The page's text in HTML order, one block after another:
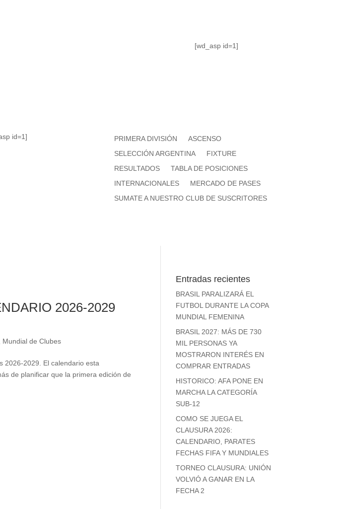
[wd_asp id=1]
id=1] PRIMERA DIVISIÓN
ASCENSO
SELECCIÓN ARGENTINA
FIXTURE
RESULTADOS
TABLA DE POSICIONES
INTERNACIONALES
MERCADO DE PASES
SUMATE A NUESTRO CLUB DE SUSCRITORES
2026-2029
Mundial de Clubes
2026-2029. El calendario esta
de planificar que la primera edición de
Entradas recientes
BRASIL PARALIZARÁ EL
FUTBOL DURANTE LA COPA
MUNDIAL FEMENINA
BRASIL 2027: MÁS DE 730
MIL PERSONAS YA
MOSTRARON INTERÉS EN
COMPRAR ENTRADAS
HISTORICO: AFA PONE EN
MARCHA LA CATEGORÍA
SUB-12
COMO SE JUEGA EL
CLAUSURA 2026:
CALENDARIO, PARATES
FECHAS FIFA Y MUNDIALES
TORNEO CLAUSURA: UNIÓN
VOLVIÓ A GANAR EN LA
FECHA 2